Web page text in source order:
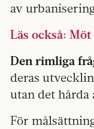
av
Läs också:
Den rimliga
deras
utan det hårda
För